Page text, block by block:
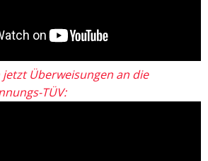
Überweisungen an die
TÜV: